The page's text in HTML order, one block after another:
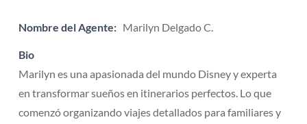
Nombre del Agente: Marilyn Delgado C.
Bio
Marilyn es una apasionada del mundo Disney y experta
en transformar sueños en itinerarios perfectos. Lo que
comenzó organizando viajes detallados para familiares y